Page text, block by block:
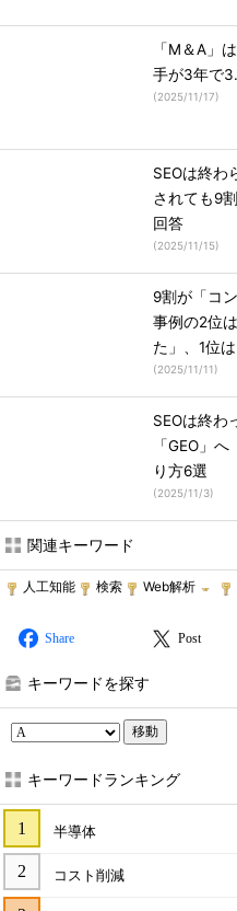
「M＆A」
手が3年で
(2025/11/17)
SEOは終わ
されても9
回答
(2025/11/15)
9割が「コ
事例の2位
た」、1位は
(2025/11/11)
SEOは終わ
「GEO」
り方6選
(2025/11/3)
関連キーワード
人工知能 検索 Web解析
Share Post
キーワードを探す
移動
キーワードランキング
半導体
コスト削減